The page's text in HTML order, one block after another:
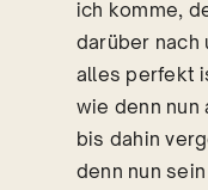
ich komme,
darüber nach
alles perfekt
wie denn nun
bis dahin
denn nun